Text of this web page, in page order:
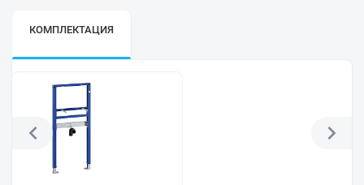
КОМПЛЕКТАЦИЯ